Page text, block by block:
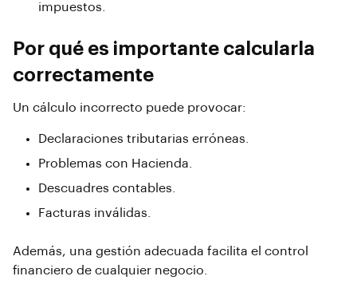
impuestos.
Por qué es importante calcularla
correctamente
Un cálculo incorrecto puede provocar:
Declaraciones tributarias erróneas.
Problemas con Hacienda.
Descuadres contables.
Facturas inválidas.
Además, una gestión adecuada facilita el control
financiero de cualquier negocio.